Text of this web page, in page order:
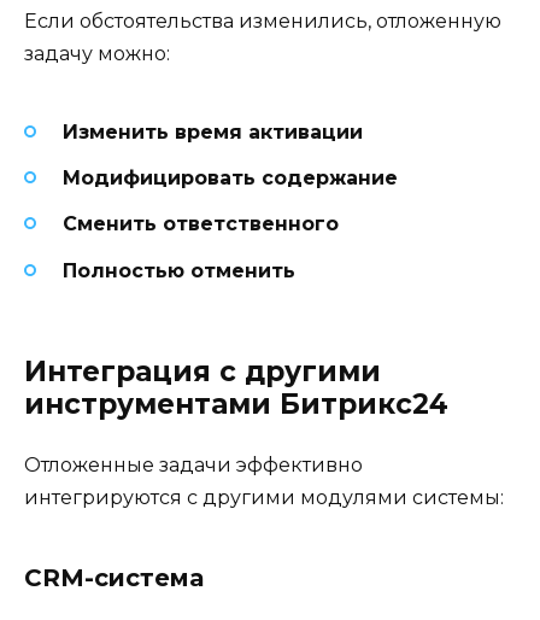
Если обстоятельства изменились, отложенную
задачу можно:
Изменить время активации
Модифицировать содержание
Сменить ответственного
Полностью отменить
Интеграция с другими
инструментами Битрикс24
Отложенные задачи эффективно
интегрируются с другими модулями системы:
CRM-система